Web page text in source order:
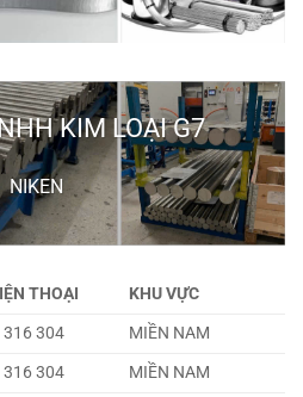
KIM LOẠI G7
NIKEN
THOẠI
KHU VỰC
316 304
MIỀN NAM
316 304
MIỀN NAM